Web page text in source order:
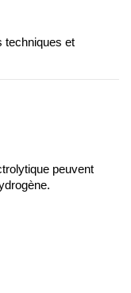
techniques et
peuvent